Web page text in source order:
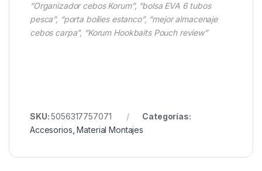
“Organizador cebos Korum”, “bolsa EVA 6 tubos
pesca”, “porta boilies estanco”, “mejor almacenaje
cebos carpa”, “Korum Hookbaits Pouch review”
SKU:5056317757071
Categorías:
Accesorios ,Material Montajes